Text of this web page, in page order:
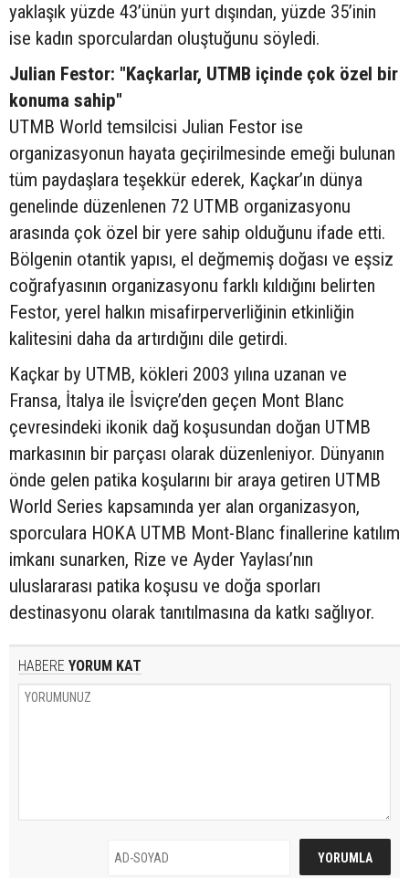
yaklaşık yüzde 43’ünün yurt dışından, yüzde 35’inin
ise kadın sporculardan oluştuğunu söyledi.
Julian Festor: "Kaçkarlar, UTMB içinde çok özel bir
konuma sahip"
UTMB World temsilcisi Julian Festor ise
organizasyonun hayata geçirilmesinde emeği bulunan
tüm paydaşlara teşekkür ederek, Kaçkar’ın dünya
genelinde düzenlenen 72 UTMB organizasyonu
arasında çok özel bir yere sahip olduğunu ifade etti.
Bölgenin otantik yapısı, el değmemiş doğası ve eşsiz
coğrafyasının organizasyonu farklı kıldığını belirten
Festor, yerel halkın misafirperverliğinin etkinliğin
kalitesini daha da artırdığını dile getirdi.
Kaçkar by UTMB, kökleri 2003 yılına uzanan ve
Fransa, İtalya ile İsviçre’den geçen Mont Blanc
çevresindeki ikonik dağ koşusundan doğan UTMB
markasının bir parçası olarak düzenleniyor. Dünyanın
önde gelen patika koşularını bir araya getiren UTMB
World Series kapsamında yer alan organizasyon,
sporculara HOKA UTMB Mont-Blanc finallerine katılım
imkanı sunarken, Rize ve Ayder Yaylası’nın
uluslararası patika koşusu ve doğa sporları
destinasyonu olarak tanıtılmasına da katkı sağlıyor.
HABERE YORUM KAT